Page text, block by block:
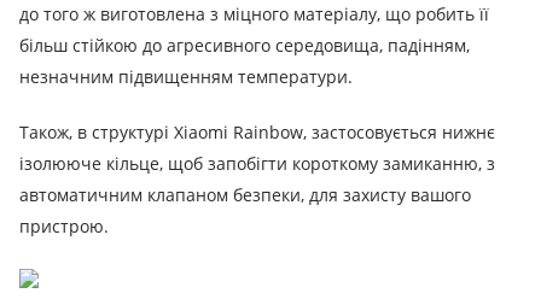
до того ж виготовлена ​​з міцного матеріалу, що робить її
більш стійкою до агресивного середовища, падінням,
незначним підвищенням температури.
Також, в структурі Xiaomi Rainbow, застосовується нижнє
ізолююче кільце, щоб запобігти короткому замиканню, з
автоматичним клапаном безпеки, для захисту вашого
пристрою.